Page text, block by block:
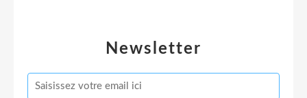
Newsletter